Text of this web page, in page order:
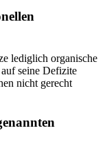
lediglich organische
seine Defizite
nicht gerecht